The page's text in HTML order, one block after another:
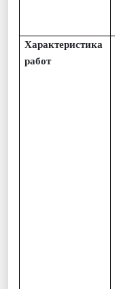
Характеристика
работ